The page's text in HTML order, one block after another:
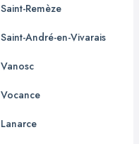
Saint-Remèze
Saint-André-en-Vivarais
Vanosc
Vocance
Lanarce